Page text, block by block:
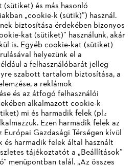
#STIHL
és más hasonló
„cookie-k (sütik)”) használ.
biztosítása érdekében bizonyos
kat (sütiket)” használunk, akár
is. Egyéb cookie-kat (sütiket)
helyezünk el a
a felhasználóbarát jelleg
szabott tartalom biztosítása, a
a reklámok
és az átfogó felhasználói
alkalmazott cookie-k
mi és harmadik felek (pl.:
Ezen harmadik felek az
Gazdasági Térségen kívül
és harmadik felek által használt
tájékoztatót a „Beállítások”
menüpontban talál. „Az összes